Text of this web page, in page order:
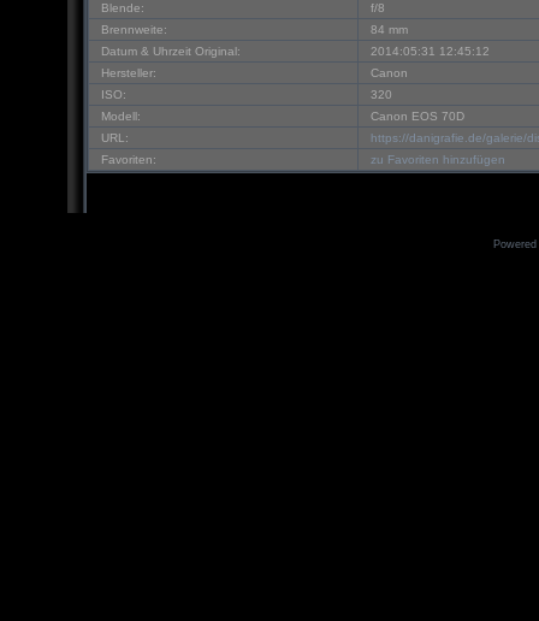
Blende:
f/8
Brennweite:
84 mm
Datum & Uhrzeit Original:
2014:05:31 12:45:12
Hersteller:
Canon
ISO:
320
Modell:
Canon EOS 70D
URL:
https://danigrafie.de/galerie/
Favoriten:
zu Favoriten hinzufügen